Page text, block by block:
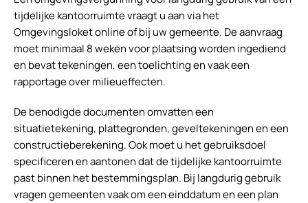
tijdelijke kantoorruimte vraagt u aan via het
Omgevingsloket online of bij uw gemeente. De aanvraag
moet minimaal 8 weken voor plaatsing worden ingediend
en bevat tekeningen, een toelichting en vaak een
rapportage over milieueffecten.
De benodigde documenten omvatten een
situatietekening, plattegronden, geveltekeningen en een
constructieberekening. Ook moet u het gebruiksdoel
specificeren en aantonen dat de tijdelijke kantoorruimte
past binnen het bestemmingsplan. Bij langdurig gebruik
vragen gemeenten vaak om een einddatum en een plan